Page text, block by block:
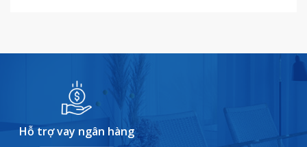
Hỗ trợ vay ngân hàng